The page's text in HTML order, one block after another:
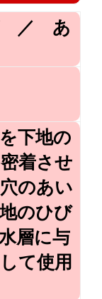
／ あ
下地の
着させ
のあい
のひび
層に与
て使用